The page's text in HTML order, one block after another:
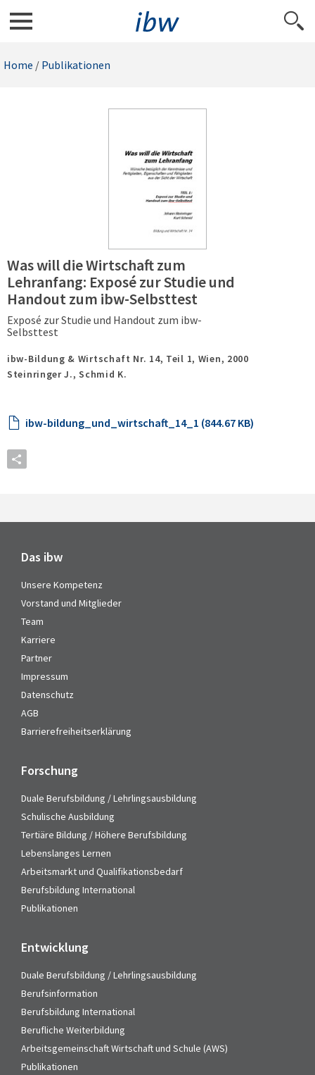
Home / Publikationen
Was will die Wirtschaft zum
Lehranfang: Exposé zur Studie und
Handout zum ibw-Selbsttest
Exposé zur Studie und Handout zum ibw-
Selbsttest
ibw-Bildung & Wirtschaft Nr. 14, Teil 1, Wien, 2000
Steinringer J., Schmid K.
ibw-bildung_und_wirtschaft_14_1 (844.67 KB)
Das ibw
Unsere Kompetenz
Vorstand und Mitglieder
Team
Karriere
Partner
Impressum
Datenschutz
AGB
Barrierefreiheitserklärung
Forschung
Duale Berufsbildung / Lehrlingsausbildung
Schulische Ausbildung
Tertiäre Bildung / Höhere Berufsbildung
Lebenslanges Lernen
Arbeitsmarkt und Qualifikationsbedarf
Berufsbildung International
Publikationen
Entwicklung
Duale Berufsbildung / Lehrlingsausbildung
Berufsinformation
Berufsbildung International
Berufliche Weiterbildung
Arbeitsgemeinschaft Wirtschaft und Schule (AWS)
Publikationen